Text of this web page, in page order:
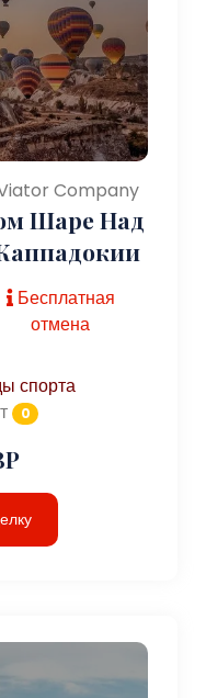
Company
Шаре Над
Бесплатная
отмена
спорта
0